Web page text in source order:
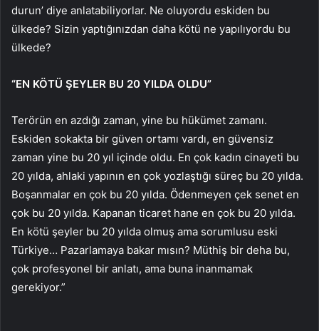
durun’ diye anlatabiliyorlar. Ne oluyordu eskiden bu
ülkede? Sizin yaptığınızdan daha kötü ne yapılıyordu bu
ülkede?
“EN KÖTÜ ŞEYLER BU 20 YILDA OLDU”
Terörün en azdığı zaman, yine bu hükümet zamanı.
Eskiden sokakta bir güven ortamı vardı, en güvensiz
zaman yine bu 20 yıl içinde oldu. En çok kadın cinayeti bu
20 yılda, ahlaki yapının en çok yozlaştığı süreç bu 20 yılda.
Boşanmalar en çok bu 20 yılda. Ödenmeyen çek senet en
çok bu 20 yılda. Kapanan ticaret hane en çok bu 20 yılda.
En kötü şeyler bu 20 yılda olmuş ama sorumlusu eski
Türkiye… Pazarlamaya bakar mısın? Müthiş bir deha bu,
çok profesyonel bir anlatı, ama buna inanmamak
gerekiyor.”